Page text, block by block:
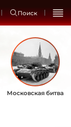
Поиск
Московская битва